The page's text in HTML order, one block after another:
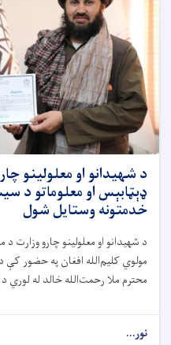
د شهیدانو او معلولینو
ډېټابېس او معلوماتو د
خدمتونه وستایل شول
د شهیدانو او معلولینو چارو وزارت
مولوي کلیم‌الله افغان په حضور
محترم ملا رحمت‌الله خالد له لوري د
نور...